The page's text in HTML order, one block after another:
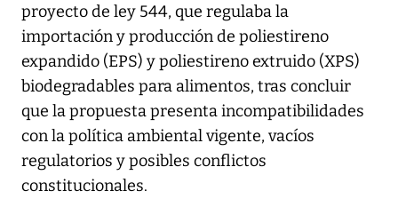
proyecto de ley 544, que regulaba la
importación y producción de poliestireno
expandido (EPS) y poliestireno extruido (XPS)
biodegradables para alimentos, tras concluir
que la propuesta presenta incompatibilidades
con la política ambiental vigente, vacíos
regulatorios y posibles conflictos
constitucionales.